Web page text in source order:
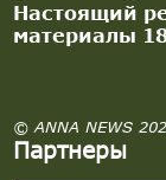
Настоящий
материалы
© ANNA NEWS
Партнеры